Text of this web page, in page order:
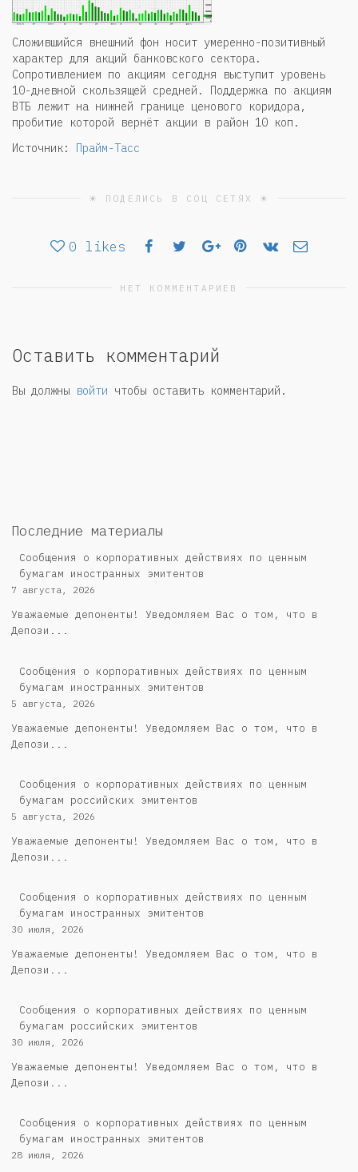
Сложившийся внешний фон носит умеренно-позитивный
характер для акций банковского сектора.
Сопротивлением по акциям сегодня выступит уровень
10-дневной скользящей средней. Поддержка по акциям
ВТБ лежит на нижней границе ценового коридора,
пробитие которой вернёт акции в район 10 коп.
Источник: Прайм-Тасс
☀ ПОДЕЛИСЬ В СОЦ СЕТЯХ ☀
0 likes
НЕТ КОММЕНТАРИЕВ
Оставить комментарий
Вы должны войти чтобы оставить комментарий.
Последние материалы
Сообщения о корпоративных действиях по ценным
бумагам иностранных эмитентов
7 августа, 2026
Уважаемые депоненты! Уведомляем Вас о том, что в
Депози...
Сообщения о корпоративных действиях по ценным
бумагам иностранных эмитентов
5 августа, 2026
Уважаемые депоненты! Уведомляем Вас о том, что в
Депози...
Cообщения о корпоративных действиях по ценным
бумагам российских эмитентов
5 августа, 2026
Уважаемые депоненты! Уведомляем Вас о том, что в
Депози...
Сообщения о корпоративных действиях по ценным
бумагам иностранных эмитентов
30 июля, 2026
Уважаемые депоненты! Уведомляем Вас о том, что в
Депози...
Cообщения о корпоративных действиях по ценным
бумагам российских эмитентов
30 июля, 2026
Уважаемые депоненты! Уведомляем Вас о том, что в
Депози...
Сообщения о корпоративных действиях по ценным
бумагам иностранных эмитентов
28 июля, 2026